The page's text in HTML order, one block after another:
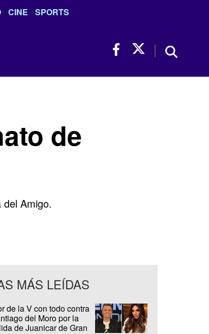
CINE SPORTS
de
Amigo.
MÁS LEÍDAS
de la V con todo contra
del Moro por la
de Juanicar de Gran